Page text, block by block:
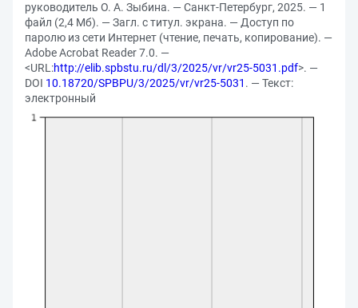
руководитель О. А. Зыбина. — Санкт-Петербург, 2025. — 1
файл (2,4 Мб). — Загл. с титул. экрана. — Доступ по
паролю из сети Интернет (чтение, печать, копирование). —
Adobe Acrobat Reader 7.0. —
<URL:http://elib.spbstu.ru/dl/3/2025/vr/vr25-5031.pdf>. —
DOI 10.18720/SPBPU/3/2025/vr/vr25-5031 . — Текст:
электронный